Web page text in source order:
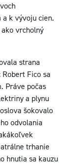
k vývoju cien.
vrcholný
strana
Fico sa
Práve počas
a plynu
šokovalo
odvolania
trhanie
hnutia sa kauzu